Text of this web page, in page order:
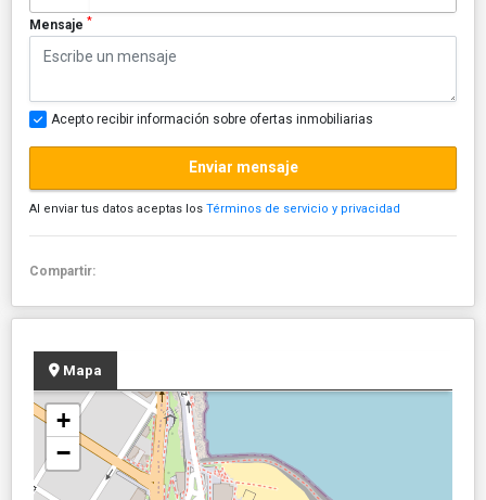
Mensaje *
Acepto recibir información sobre ofertas inmobiliarias
Enviar mensaje
Al enviar tus datos aceptas los Términos de servicio y privacidad
Compartir:
Mapa
+
−